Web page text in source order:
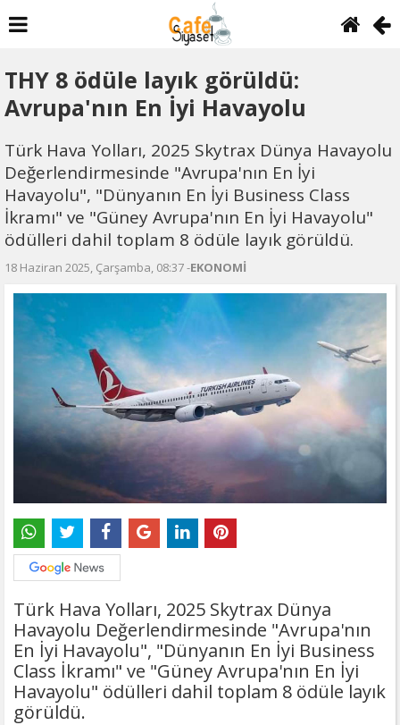
THY 8 ödüle layık görüldü:
Avrupa'nın En İyi Havayolu
Türk Hava Yolları, 2025 Skytrax Dünya Havayolu
Değerlendirmesinde "Avrupa'nın En İyi
Havayolu", "Dünyanın En İyi Business Class
İkramı" ve "Güney Avrupa'nın En İyi Havayolu"
ödülleri dahil toplam 8 ödüle layık görüldü.
18 Haziran 2025, Çarşamba, 08:37 -EKONOMİ
Türk Hava Yolları, 2025 Skytrax Dünya
Havayolu Değerlendirmesinde "Avrupa'nın
En İyi Havayolu", "Dünyanın En İyi Business
Class İkramı" ve "Güney Avrupa'nın En İyi
Havayolu" ödülleri dahil toplam 8 ödüle layık
görüldü.